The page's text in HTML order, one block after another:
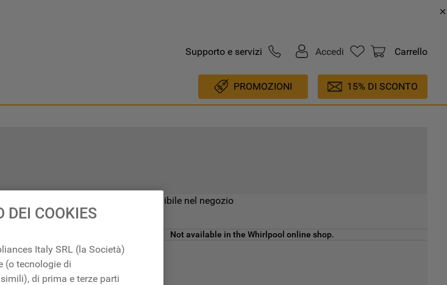
Supporto e servizi Accedi Carrello
PROMOZIONI 15% DI SCONTO
Prodotto non disponibile nel negozio
Not available in the Whirlpool online shop.
DEI COOKIES
Italy SRL (la Società)
(o tecnologie di
di prima e terze parti